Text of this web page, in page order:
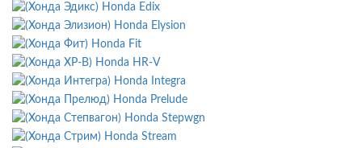
Honda Edix
Honda Elysion
Honda Fit
Honda HR-V
Honda Integra
Honda Prelude
Honda Stepwgn
Honda Stream